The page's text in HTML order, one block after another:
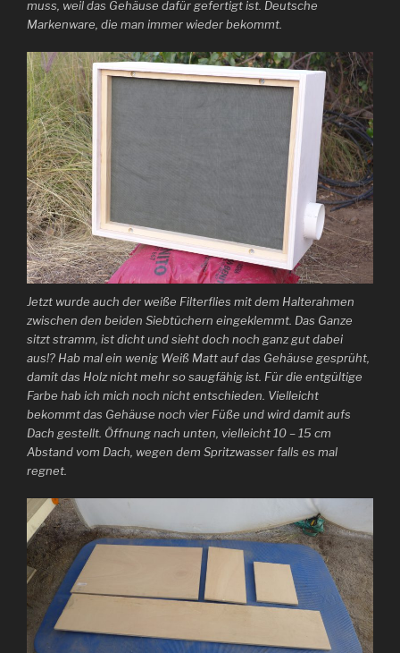
muss, weil das Gehäuse dafür gefertigt ist. Deutsche
Markenware, die man immer wieder bekommt.
Jetzt wurde auch der weiße Filterflies mit dem Halterahmen
zwischen den beiden Siebtüchern eingeklemmt. Das Ganze
sitzt stramm, ist dicht und sieht doch noch ganz gut dabei
aus!? Hab mal ein wenig Weiß Matt auf das Gehäuse gesprüht,
damit das Holz nicht mehr so saugfähig ist. Für die entgültige
Farbe hab ich mich noch nicht entschieden. Vielleicht
bekommt das Gehäuse noch vier Füße und wird damit aufs
Dach gestellt. Öffnung nach unten, vielleicht 10 – 15 cm
Abstand vom Dach, wegen dem Spritzwasser falls es mal
regnet.